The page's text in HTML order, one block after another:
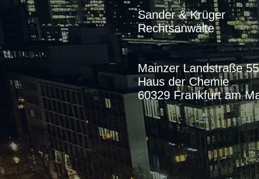
Sander & Krüger
Rechtsanwälte
Mainzer Landstraße 55
Haus der Chemie
60329 Frankfurt am